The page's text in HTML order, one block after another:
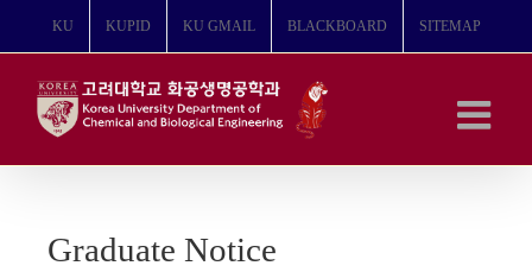
뛰
KU KUPID KU GMAIL BLACKBOARD SITEMAP
Graduate Notice